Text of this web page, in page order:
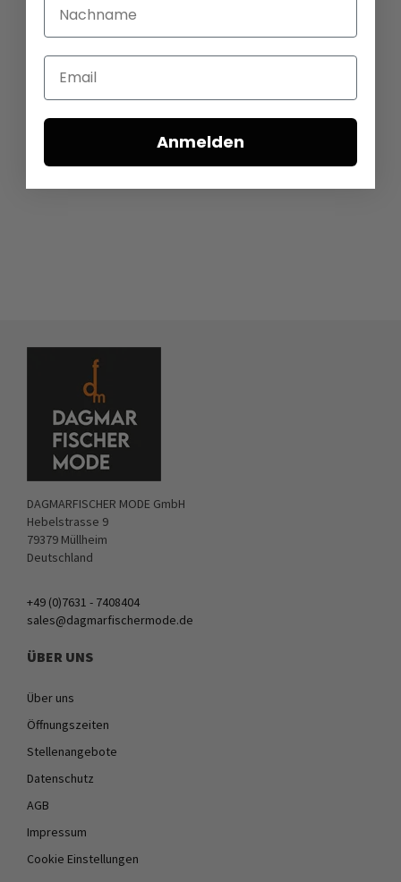
DAGMARFISCHER MODE GmbH
Hebelstrasse 9
79379 Müllheim
Deutschland
+49 (0)7631 - 7408404
sales@dagmarfischermode.de
ÜBER UNS
Über uns
Öffnungszeiten
Stellenangebote
Datenschutz
AGB
Impressum
Cookie Einstellungen
Email
Anmelden